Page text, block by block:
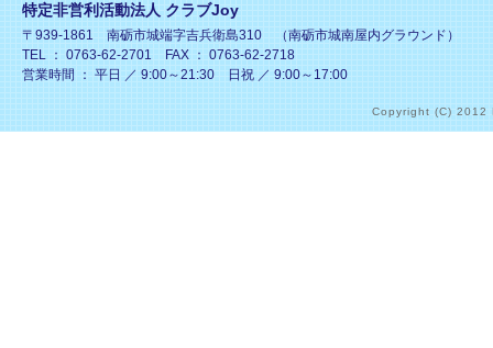
特定非営利活動法人 クラブJoy
〒939-1861 南砺市城端字吉兵衛島310 （南砺市城南屋内グラウンド）
TEL ： 0763-62-2701 FAX ： 0763-62-2718
営業時間 ： 平日 ／ 9:00～21:30 日祝 ／ 9:00～17:00
Copyright (C) 2012